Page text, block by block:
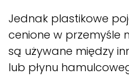
Jednak plastikowe
cenione w przemyśle
są używane między
lub płynu